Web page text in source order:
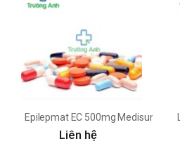
Epilepmat EC 500mg Medisun
Liên hệ